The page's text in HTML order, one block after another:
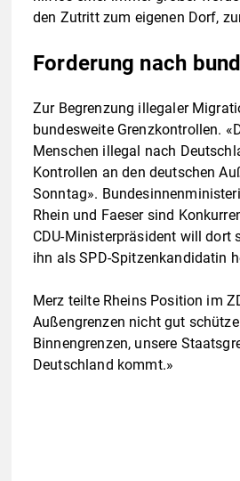
den Zutritt zum eigenen Dorf,
Forderung nach
Zur Begrenzung illegaler
bundesweite Grenzkontrollen.
Menschen illegal nach
Kontrollen an den deutschen
Sonntag».
Rhein und Faeser sind
CDU-Ministerpräsident will dort
ihn als SPD-Spitzenkandidatin
Merz teilte Rheins Position im
Außengrenzen nicht gut
Binnengrenzen, unsere
Deutschland kommt.»